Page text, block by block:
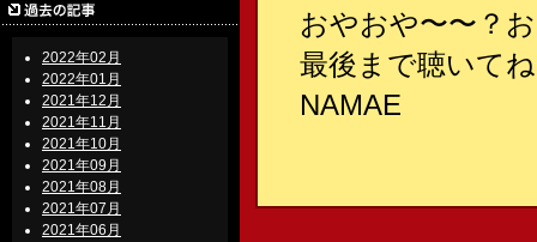
2022年02月
2022年01月
2021年12月
2021年11月
2021年10月
2021年09月
2021年08月
2021年07月
2021年06月
おやおや〜〜？
最後まで聴いて
NAMAE